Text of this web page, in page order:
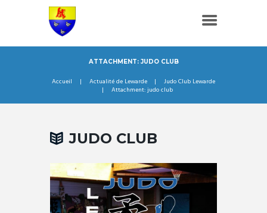
ATTACHMENT: JUDO CLUB
Accueil Actualité de Lewarde
Judo Club Lewarde
Attachment: judo club
JUDO CLUB